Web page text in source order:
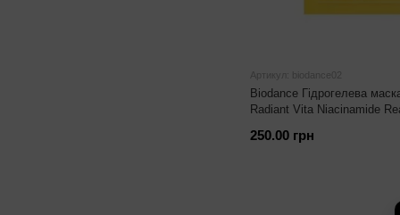
Артикул: biodance02
Biodance Гідрогелева
Radiant Vita Niacinamide
250.00 грн